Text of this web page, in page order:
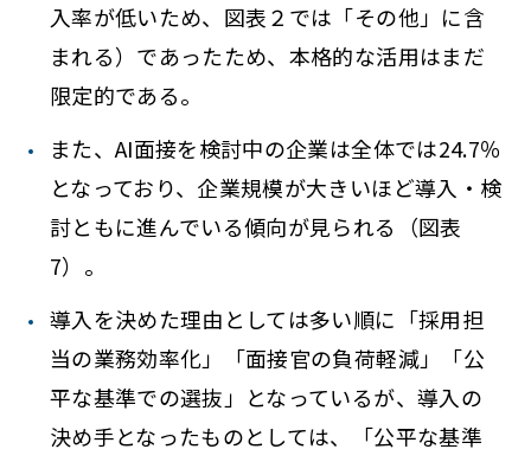
入率が低いため、図表２では「その他」に含
まれる）であったため、本格的な活用はまだ
限定的である。
また、AI面接を検討中の企業は全体では24.7％
となっており、企業規模が大きいほど導入・検
討ともに進んでいる傾向が見られる（図表
7）。
導入を決めた理由としては多い順に「採用担
当の業務効率化」「面接官の負荷軽減」「公
平な基準での選抜」となっているが、導入の
決め手となったものとしては、「公平な基準